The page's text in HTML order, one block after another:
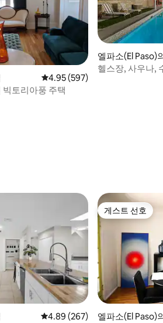
평점 4.95점(5점 만점), 후기 597
4.95 (597)
빅토리아풍 주택
엘파소(El Paso)
헬스장, 사우나,
평점 4.89점(5점 만점), 후기
4.89 (267)
게스트 선호
게스트 선호
엘파소(El Paso)